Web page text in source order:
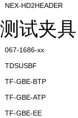
NEX-HD2HEADER
测试夹具
067-1686-xx
TDSUSBF
TF-GBE-BTP
TF-GBE-ATP
TF-GBE-EE